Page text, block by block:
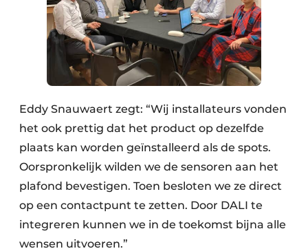
Eddy Snauwaert zegt: “Wij installateurs vonden
het ook prettig dat het product op dezelfde
plaats kan worden geïnstalleerd als de spots.
Oorspronkelijk wilden we de sensoren aan het
plafond bevestigen. Toen besloten we ze direct
op een contactpunt te zetten. Door DALI te
integreren kunnen we in de toekomst bijna alle
wensen uitvoeren.”